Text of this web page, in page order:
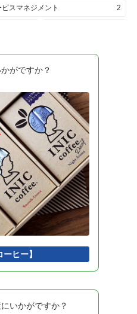
ビスマネジメント 2
頼化
2 法務 2 システム監査
情報理論 2 技術戦略
ンダストリ 2 認証技術
スト 2 ソフトウェア設計
2 擬似言語
1 DBMS 1 開発環境
がですか？
ーヒー】
いかがですか？